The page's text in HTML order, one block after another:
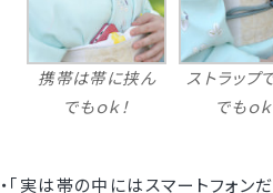
携帯は帯に挟ん
でもｏｋ！
ストラップ
でもｏｋ
・｢実は帯の中にはスマートフォン